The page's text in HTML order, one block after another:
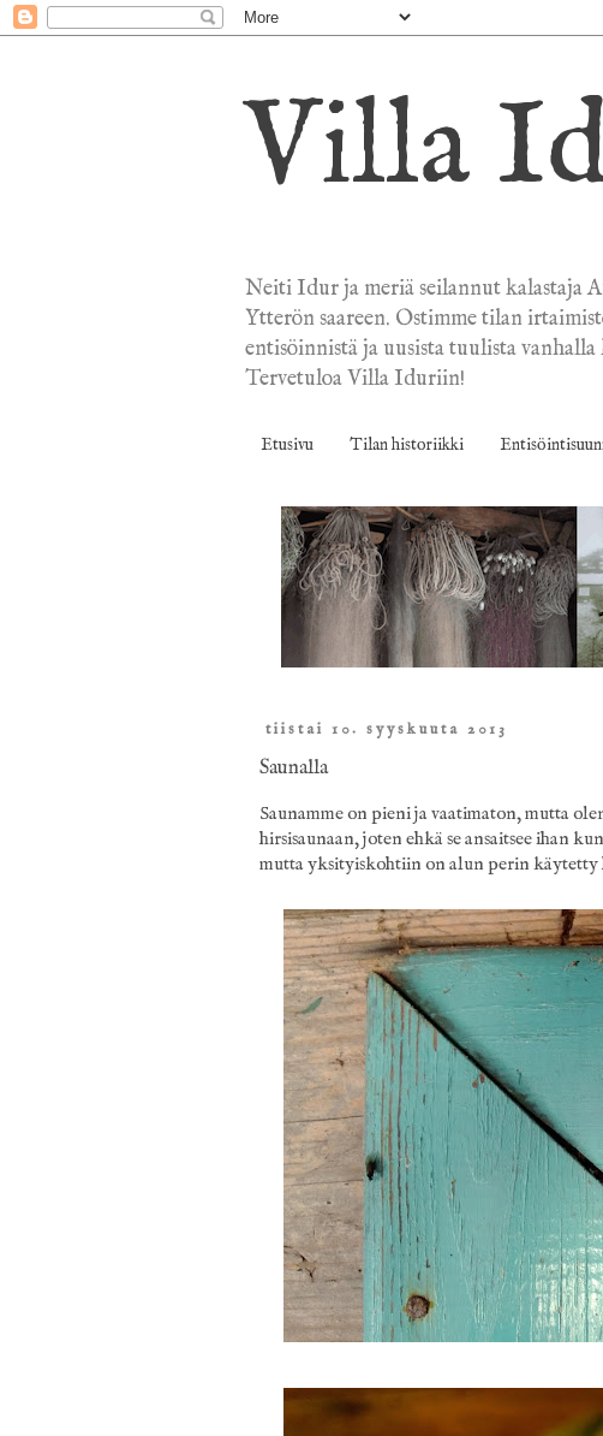
Villa
Neiti Idur ja meriä seilannut kalastaja
Ytterön saareen. Ostimme tilan
entisöinnistä ja uusista tuulista
Tervetuloa Villa Iduriin!
Etusivu Tilan historiikki
tiistai 10. syyskuuta 2013
Saunalla
Saunamme on pieni ja vaatimaton, mutta
hirsisaunaan, joten ehkä se ansaitsee ihan
mutta yksityiskohtiin on alun perin käytetty